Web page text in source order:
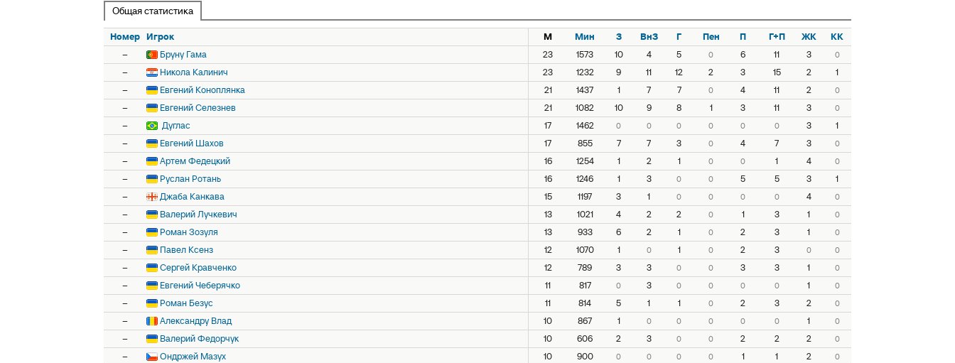
Общая статистика
Номер Игрок М Мин З ВнЗ Г Пен П Г+П ЖК
КК
–
Бруну Гама 23 1573 10 4 5 0 6 11 3 0
– Никола Калинич 23 1232 9 11 12 2 3 15 2
1
–
Евгений Коноплянка 21 1437 1 7 7 0 4 11 2 0
– Евгений Селезнев 21 1082 10 9 8 1 3 11 3 0
– Дуглас 17 1462 0 0 0 0 0 0 3
1
–
Евгений Шахов 17 855 7 7 3 0 4 7 3 0
– Артем Федецкий 16 1254 1 2 1 0 0 1 4 0
– Руслан Ротань 16 1246 1 3 0 0 5 5 3
1
–
Джаба Канкава 15 1197 3 1 0 0 0 0 4 0
– Валерий Лучкевич 13 1021 4 2 2 0 1 3 1 0
– Роман Зозуля 13 933 6 2 1 0 2 3 1 0
– Павел Ксенз 12 1070 1 0 1 0 2 3 0 0
– Сергей Кравченко 12 789 3 3 0 0 3 3 1 0
– Евгений Чеберячко 11 817 0 3 0 0 0 0 1 0
– Роман Безус 11 814 5 1 1 0 2 3 2 0
– Александру Влад 10 867 1 0 0 0 0 0 1 0
– Валерий Федорчук 10 606 2 3 0 0 2 2 2 0
– Ондржей Мазух 10 900 0 0 0 0 1 1 2 0